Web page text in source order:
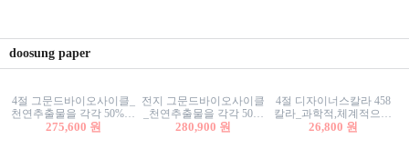
doosung paper
4절 그문드바이오사이클_
천연추출물을 각각 50%이
상 함유한 친환경그래픽
275,600 원
전지 그문드바이오사이클
_천연추출물을 각각 50%
이상 함유한 친환경그래
280,900 원
4절 디자이너스칼라 458
칼라_과학적,체계적으로
분류된 200색을 갖춘 색지
26,800 원